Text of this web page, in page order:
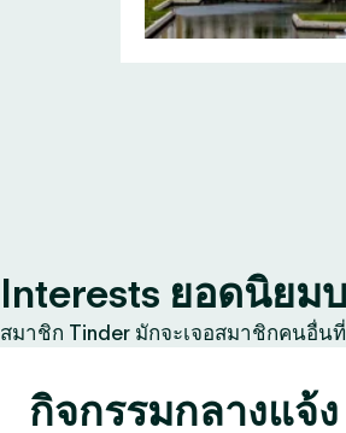
Interests ยอดนิยม
สมาชิก Tinder มักจะเจอสมาชิกคนอื่น
กิจกรรมกลางแจ้ง